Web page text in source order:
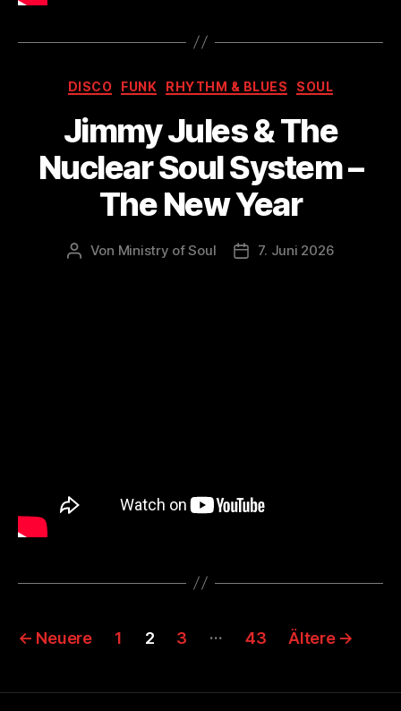
Kategorien
DISCO FUNK RHYTHM & BLUES SOUL
Jimmy Jules & The
Nuclear Soul System –
The New Year
Beitragsautor
Von Ministry of Soul Veröffentlichungsdatum
7. Juni 2026
Seitennummerierung
Beiträge
← Neuere 1 2 3 … 43 Ältere →